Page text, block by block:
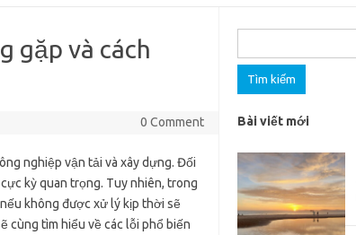
gặp và cách
0 Comment
nghiệp vận tải và xây dựng. Đối
kỳ quan trọng. Tuy nhiên, trong
không được xử lý kịp thời sẽ
cùng tìm hiểu về các lỗi phổ biến
kiếm
cho:
Bài viết mới